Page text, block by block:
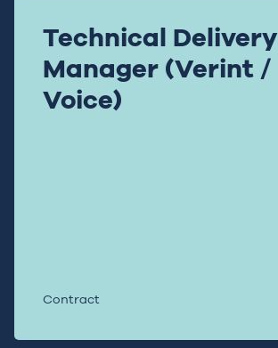
Technical Delivery
Manager (Verint /
Voice)
Contract